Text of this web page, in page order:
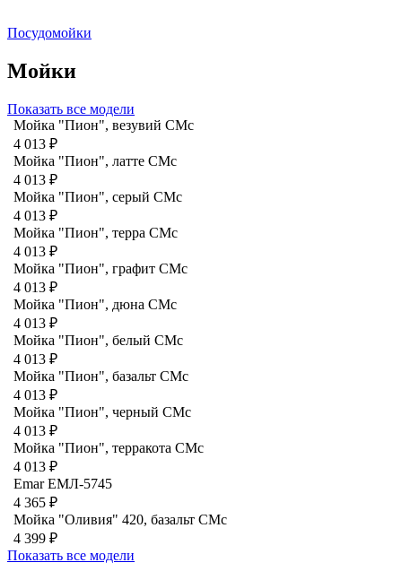
Посудомойки
Мойки
Показать все модели
Мойка "Пион", везувий СМс
4 013 ₽
Мойка "Пион", латте CMc
4 013 ₽
Мойка "Пион", серый CMc
4 013 ₽
Мойка "Пион", терра CMc
4 013 ₽
Мойка "Пион", графит СМс
4 013 ₽
Мойка "Пион", дюна CMc
4 013 ₽
Мойка "Пион", белый CMc
4 013 ₽
Мойка "Пион", базальт СМс
4 013 ₽
Мойка "Пион", черный CMc
4 013 ₽
Мойка "Пион", терракота CMc
4 013 ₽
Emar ЕМЛ-5745
4 365 ₽
Мойка "Оливия" 420, базальт СМс
4 399 ₽
Показать все модели